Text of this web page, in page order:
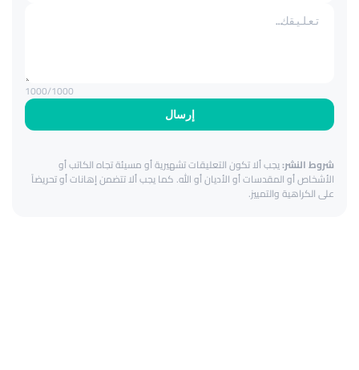
إرسال
1000/1000
شروط النشر:يجب ألا تكون التعليقات تشهيرية أو مسيئة تجاه الكاتب أو
الأشخاص أو المقدسات أو الأديان أو الله. كما يجب ألا تتضمن إهانات أو تحريضاً
على الكراهية والتمييز.